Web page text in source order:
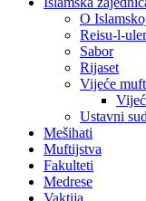
O
Reisu-l-
Sabor
Rijaset
Vijeće
Ustavni sud
Mešihati
Muftijstva
Fakulteti
Medrese
Vaktija